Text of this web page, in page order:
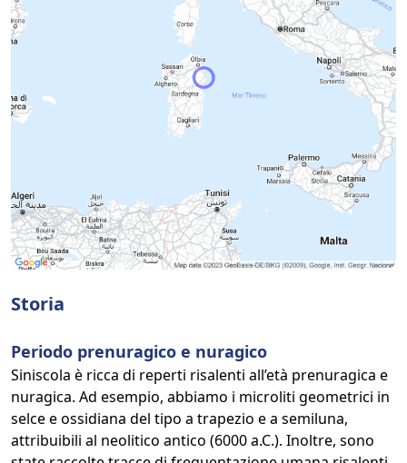
Storia
Periodo prenuragico e nuragico
Siniscola è ricca di reperti risalenti all’età prenuragica e
nuragica. Ad esempio, abbiamo i microliti geometrici in
selce e ossidiana del tipo a trapezio e a semiluna,
attribuibili al neolitico antico (6000 a.C.). Inoltre, sono